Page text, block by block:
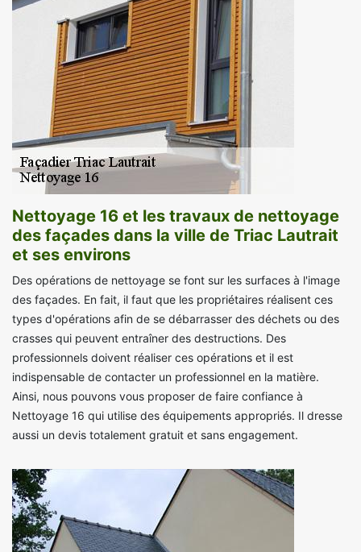
Nettoyage 16 et les travaux de nettoyage
des façades dans la ville de Triac Lautrait
et ses environs
Des opérations de nettoyage se font sur les surfaces à l'image
des façades. En fait, il faut que les propriétaires réalisent ces
types d'opérations afin de se débarrasser des déchets ou des
crasses qui peuvent entraîner des destructions. Des
professionnels doivent réaliser ces opérations et il est
indispensable de contacter un professionnel en la matière.
Ainsi, nous pouvons vous proposer de faire confiance à
Nettoyage 16 qui utilise des équipements appropriés. Il dresse
aussi un devis totalement gratuit et sans engagement.